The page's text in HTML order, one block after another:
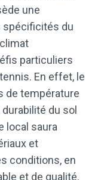
une
spécificités du
particuliers
En effet, le
de température
du sol
local saura
et
conditions, en
et de qualité.